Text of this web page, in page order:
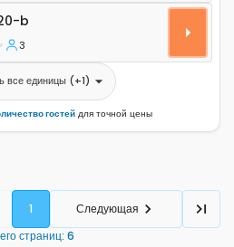
bb
3
все единицы(+1)
гостейдля точной цены
1
Следующая
страниц: 6